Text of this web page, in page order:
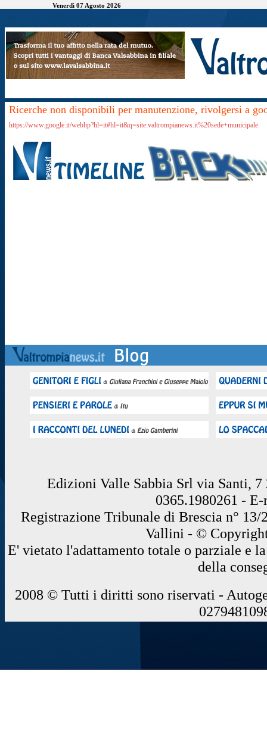
Venerdì 07 Agosto 2026
Ricerche non disponibili per manutenzione, rivolgersi a
https://www.google.it/webhp?hl=it#hl=it&q=site:valtrompianews.it%20sede+municipale
Edizioni Valle Sabbia Srl via Santi, 7
0365.1980261 -
Registrazione Tribunale di Brescia n°
Vallini - ©
E' vietato l'adattamento totale o parziale e
della
2008 © Tutti i diritti sono riservati -